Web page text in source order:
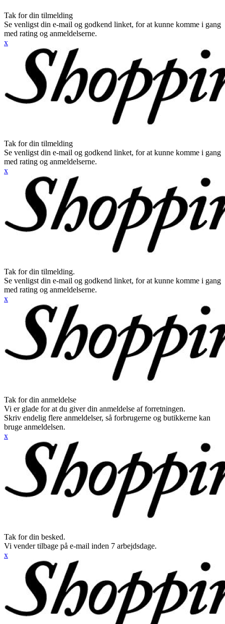
Tak for din tilmelding
Se venligst din e-mail og godkend linket, for at kunne komme i gang
med rating og anmeldelserne.
x
Tak for din tilmelding
Se venligst din e-mail og godkend linket, for at kunne komme i gang
med rating og anmeldelserne.
x
Tak for din tilmelding.
Se venligst din e-mail og godkend linket, for at kunne komme i gang
med rating og anmeldelserne.
x
Tak for din anmeldelse
Vi er glade for at du giver din anmeldelse af forretningen.
Skriv endelig flere anmeldelser, så forbrugerne og butikkerne kan
bruge anmeldelsen.
x
Tak for din besked.
Vi vender tilbage på e-mail inden 7 arbejdsdage.
x